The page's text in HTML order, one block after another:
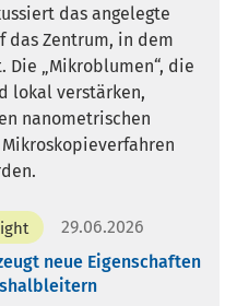
das angelegte
das Zentrum, in dem
Die „Mikroblumen“, die
lokal verstärken,
nanometrischen
29.06.2026
neue Eigenschaften